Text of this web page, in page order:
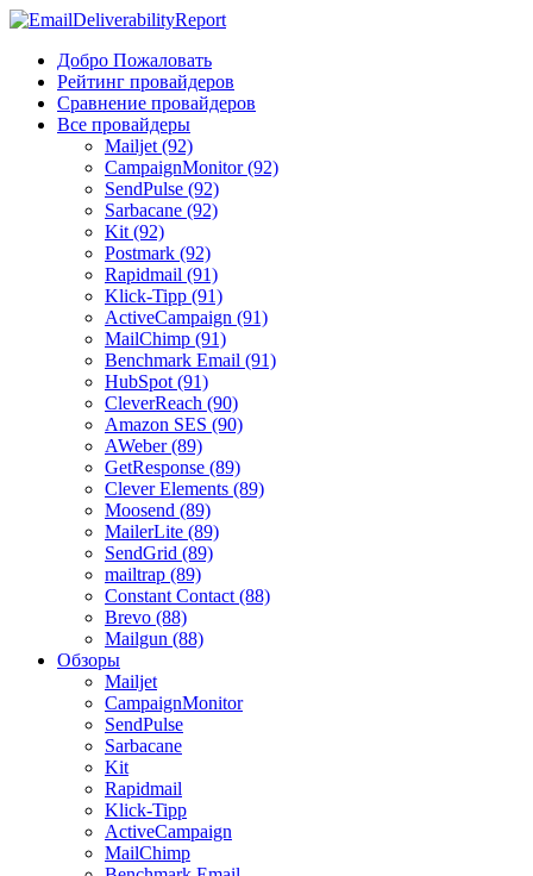
Добро Пожаловать
Рейтинг провайдеров
Сравнение провайдеров
Все провайдеры
Mailjet (92)
CampaignMonitor (92)
SendPulse (92)
Sarbacane (92)
Kit (92)
Postmark (92)
Rapidmail (91)
Klick-Tipp (91)
ActiveCampaign (91)
MailChimp (91)
Benchmark Email (91)
HubSpot (91)
CleverReach (90)
Amazon SES (90)
AWeber (89)
GetResponse (89)
Clever Elements (89)
Moosend (89)
MailerLite (89)
SendGrid (89)
mailtrap (89)
Constant Contact (88)
Brevo (88)
Mailgun (88)
Обзоры
Mailjet
CampaignMonitor
SendPulse
Sarbacane
Kit
Rapidmail
Klick-Tipp
ActiveCampaign
MailChimp